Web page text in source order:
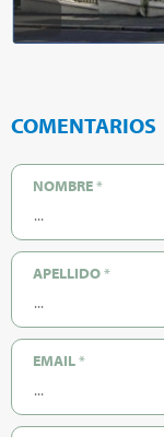
COMENTARIOS
NOMBRE*
APELLIDO*
EMAIL*